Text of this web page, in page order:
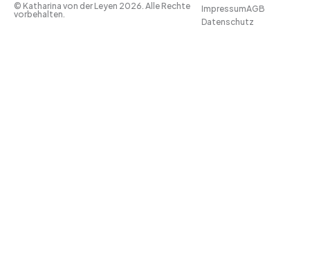
© Katharina von der Leyen 2026. Alle Rechte
vorbehalten.
ImpressumAGB
Datenschutz